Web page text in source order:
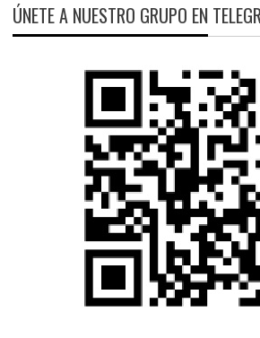
ÚNETE A NUESTRO GRUPO EN